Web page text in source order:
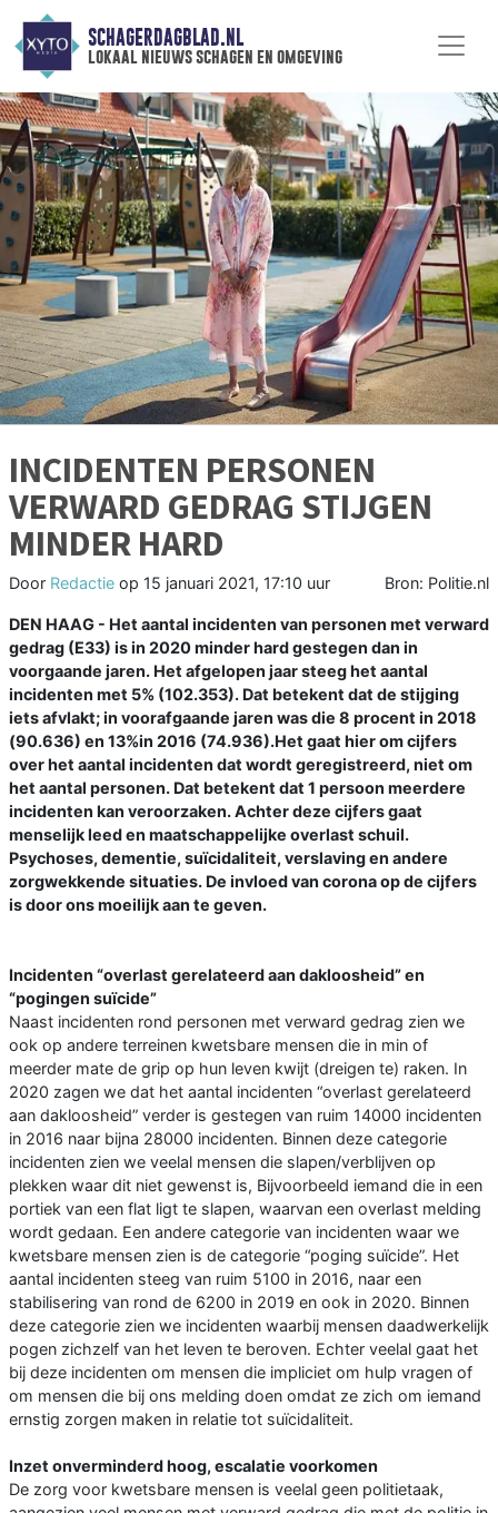
SCHAGERDAGBLAD.NL
lokaal nieuws schagen en omgeving
INCIDENTEN PERSONEN
VERWARD GEDRAG STIJGEN
MINDER HARD
Door Redactie op 15 januari 2021, 17:10 uur Bron: Politie.nl
DEN HAAG - Het aantal incidenten van personen met verward
gedrag (E33) is in 2020 minder hard gestegen dan in
voorgaande jaren. Het afgelopen jaar steeg het aantal
incidenten met 5% (102.353). Dat betekent dat de stijging
iets afvlakt; in voorafgaande jaren was die 8 procent in 2018
(90.636) en 13%in 2016 (74.936).Het gaat hier om cijfers
over het aantal incidenten dat wordt geregistreerd, niet om
het aantal personen. Dat betekent dat 1 persoon meerdere
incidenten kan veroorzaken. Achter deze cijfers gaat
menselijk leed en maatschappelijke overlast schuil.
Psychoses, dementie, suïcidaliteit, verslaving en andere
zorgwekkende situaties. De invloed van corona op de cijfers
is door ons moeilijk aan te geven.
Incidenten “overlast gerelateerd aan dakloosheid” en
“pogingen suïcide”
Naast incidenten rond personen met verward gedrag zien we
ook op andere terreinen kwetsbare mensen die in min of
meerder mate de grip op hun leven kwijt (dreigen te) raken. In
2020 zagen we dat het aantal incidenten “overlast gerelateerd
aan dakloosheid” verder is gestegen van ruim 14000 incidenten
in 2016 naar bijna 28000 incidenten. Binnen deze categorie
incidenten zien we veelal mensen die slapen/verblijven op
plekken waar dit niet gewenst is, Bijvoorbeeld iemand die in een
portiek van een flat ligt te slapen, waarvan een overlast melding
wordt gedaan. Een andere categorie van incidenten waar we
kwetsbare mensen zien is de categorie “poging suïcide”. Het
aantal incidenten steeg van ruim 5100 in 2016, naar een
stabilisering van rond de 6200 in 2019 en ook in 2020. Binnen
deze categorie zien we incidenten waarbij mensen daadwerkelijk
pogen zichzelf van het leven te beroven. Echter veelal gaat het
bij deze incidenten om mensen die impliciet om hulp vragen of
om mensen die bij ons melding doen omdat ze zich om iemand
ernstig zorgen maken in relatie tot suïcidaliteit.
Inzet onverminderd hoog, escalatie voorkomen
De zorg voor kwetsbare mensen is veelal geen politietaak,